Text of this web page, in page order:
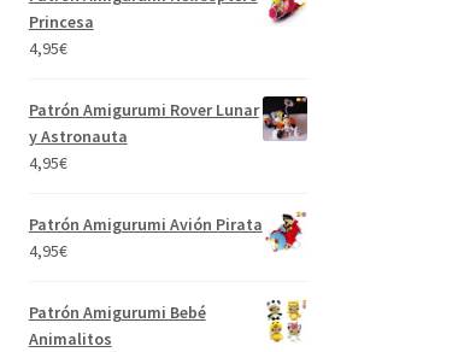
Princesa
4,95€
Patrón Amigurumi Rover Lunar
y Astronauta
4,95€
Patrón Amigurumi Avión Pirata
4,95€
Patrón Amigurumi Bebé
Animalitos